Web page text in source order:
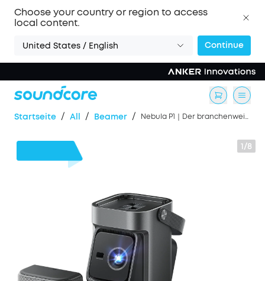
Choose your country or region to access
local content.
United States / English Continue
Startseite / All / Beamer / Nebula P1｜Der branchenweit erste abnehmbare Lautsprecher für Ton und Bilder der Extraklasse
1/8